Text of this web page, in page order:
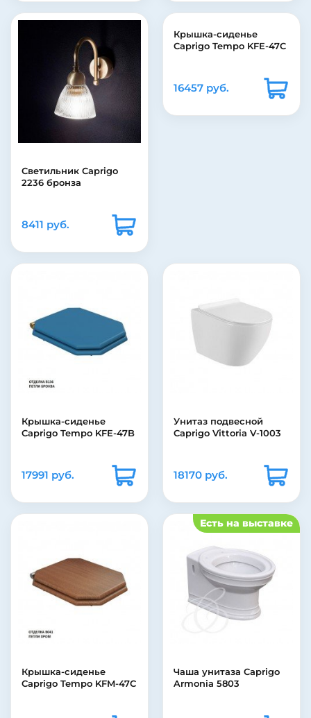
Светильник Caprigo
2236 бронза
8411 руб.
Крышка-сиденье
Caprigo Tempo KFE-47C
16457 руб.
Крышка-сиденье
Caprigo Tempo KFE-47B
17991 руб.
Унитаз подвесной
Caprigo Vittoria V-1003
18170 руб.
Крышка-сиденье
Caprigo Tempo KFM-47C
Есть на выставке
Чаша унитаза Caprigo
Armonia 5803